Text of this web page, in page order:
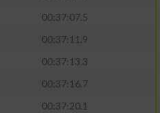
00:37:07.5
00:37:11.9
00:37:13.3
00:37:16.7
00:37:20.1